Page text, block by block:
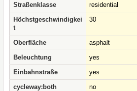
Straßenklasse
residential
Höchstgeschwindigkei
t
30
Oberfläche
asphalt
Beleuchtung
yes
Einbahnstraße
yes
cycleway:both
no